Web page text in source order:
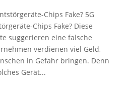
Chips Fake? 5G
Chips Fake? Diese
suggerieren eine falsche
verdienen viel Geld,
in Gefahr bringen. Denn
Gerät...